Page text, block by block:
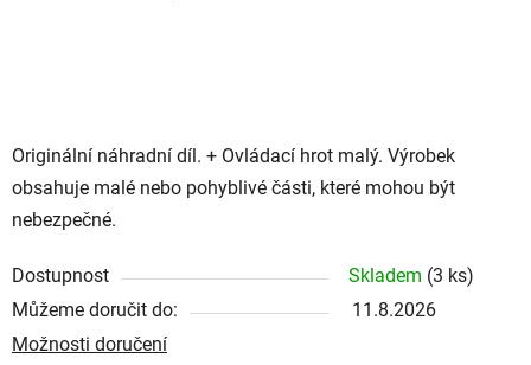
Originální náhradní díl. + Ovládací hrot malý. Výrobek
obsahuje malé nebo pohyblivé části, které mohou být
nebezpečné.
Dostupnost Skladem (3 ks)
Můžeme doručit do:
11.8.2026
Možnosti doručení